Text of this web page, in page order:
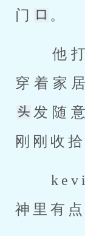
门
。
他打量了她一眼——她还
穿着家
发随
刚刚收
kevin的嘴角微微上扬，眼
神里有